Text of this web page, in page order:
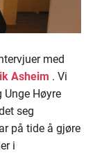
med
Asheim . Vi
Unge Høyre
seg
på tide å gjøre
i